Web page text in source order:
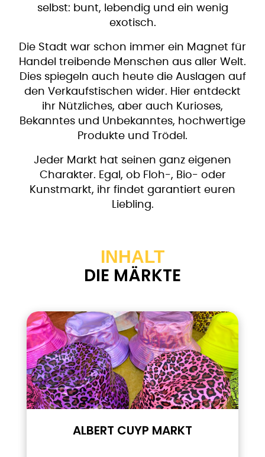
selbst: bunt, lebendig und ein wenig
exotisch.
Die Stadt war schon immer ein Magnet für
Handel treibende Menschen aus aller Welt.
Dies spiegeln auch heute die Auslagen auf
den Verkaufstischen wider. Hier entdeckt
ihr Nützliches, aber auch Kurioses,
Bekanntes und Unbekanntes, hochwertige
Produkte und Trödel.
Jeder Markt hat seinen ganz eigenen
Charakter. Egal, ob Floh-, Bio- oder
Kunstmarkt, ihr findet garantiert euren
Liebling.
INHALT
DIE MÄRKTE
ALBERT CUYP MARKT